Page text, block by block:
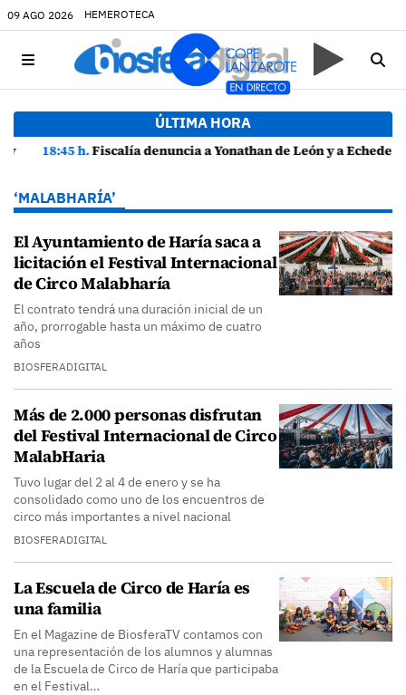
09 AGO 2026 HEMEROTECA
ÚLTIMA HORA
18:45 h.Fiscalía denuncia a Yonathan de León y a Echedey Eugenio por presuntas anomalías en contratos festivos
‘MALABHARÍA’
El Ayuntamiento de Haría saca a
licitación el Festival Internacional
de Circo Malabharía
El contrato tendrá una duración inicial de un
año, prorrogable hasta un máximo de cuatro
años
BIOSFERADIGITAL
Más de 2.000 personas disfrutan
del Festival Internacional de Circo
MalabHaria
Tuvo lugar del 2 al 4 de enero y se ha
consolidado como uno de los encuentros de
circo más importantes a nivel nacional
BIOSFERADIGITAL
La Escuela de Circo de Haría es
una familia
En el Magazine de BiosferaTV contamos con
una representación de los alumnos y alumnas
de la Escuela de Circo de Haría que participaba
en el Festival…